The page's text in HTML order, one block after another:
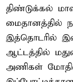
திண்டுக்கல்
மைதானத்தில்
இத்தொடரில்
ஆட்டத்தில்
அணிகள்